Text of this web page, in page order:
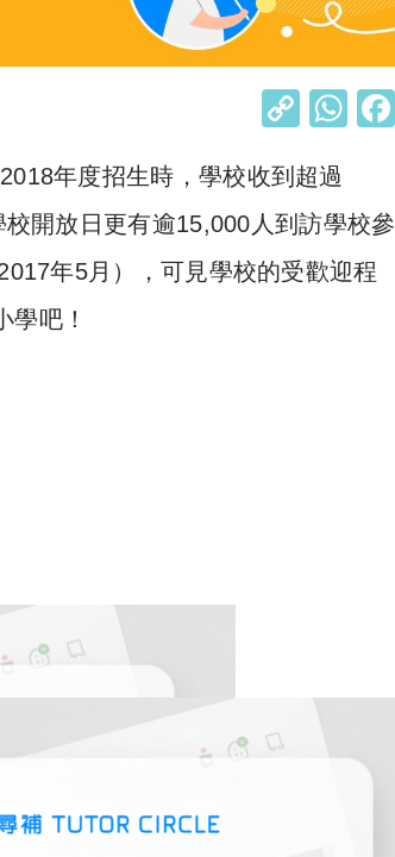
C
p
y
Li
W
s
A
年度招生時，學校收到超過
校開放日更有逾15,000 人到訪學校參
年5月），可見學校的受歡迎程
學吧！